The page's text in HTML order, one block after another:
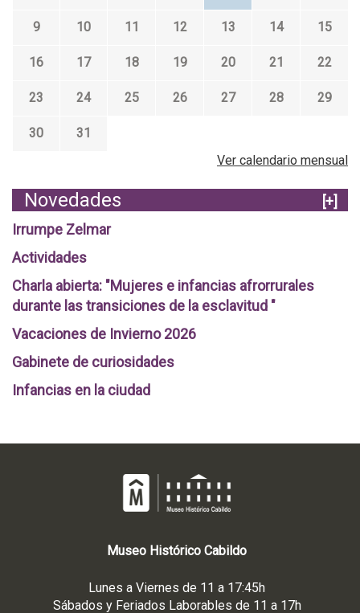
9 10 11 12 13 14 15
16 17 18 19 20 21 22
23 24 25 26 27 28 29
30
31
Ver calendario mensual
Novedades
[+]
Irrumpe Zelmar
Actividades
Charla abierta: "Mujeres e infancias afrorrurales
durante las transiciones de la esclavitud "
Vacaciones de Invierno 2026
Gabinete de curiosidades
Infancias en la ciudad
Museo Histórico Cabildo
Lunes a Viernes de 11 a 17:45h
Sábados y Feriados Laborables de 11 a 17h